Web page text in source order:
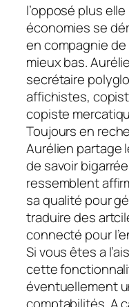
l’opposé plus
économies se
en compagnie
mieux bas.
secrétaire
affichistes,
copiste
Toujours en
Aurélien partage
de savoir
ressemblent
sa qualité pour
traduire des
connecté pour
Si vous êtes a
cette
éventuellement